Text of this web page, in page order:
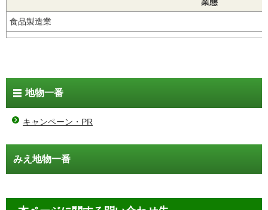
食品製造業
地物一番
キャンペーン・PR
みえ地物一番